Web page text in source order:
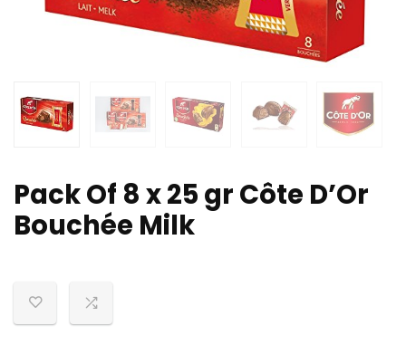
Pack Of 8 x 25 gr Côte D’Or
Bouchée Milk